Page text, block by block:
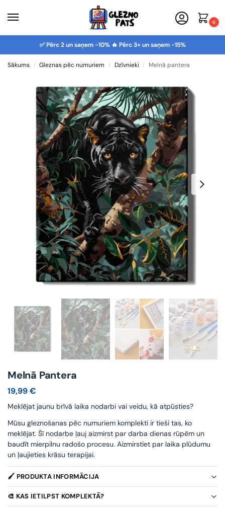
0
✅ Pērc 2 un saņem -10% 🔥 Pērc 3+ un saņem -15%
Sākums / Gleznas pēc numuriem / Dzīvnieki / Melnā pantera
Melnā Pantera
19,99€
Meklējat jaunu brīvā laika nodarbi vai veidu, kā atpūsties?
Mūsu gleznošanas pēc numuriem komplekti ir tieši tas, ko
meklējat. Šī nodarbe ļauj aizmirst par darba dienas rūpēm un
baudīt mierpilnu radošo procesu. Aizmirstiet par laika plūdumu
un ļaujieties krāsu terapijai.
🖌️ PRODUKTA INFORMĀCIJA
🎨 KAS IETILPST KOMPLEKTĀ?